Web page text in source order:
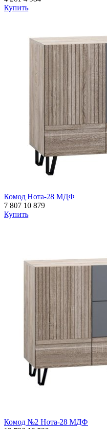
Купить
Комод Нота-28 МДФ
7 807 10 879
Купить
Комод №2 Нота-28 МДФ